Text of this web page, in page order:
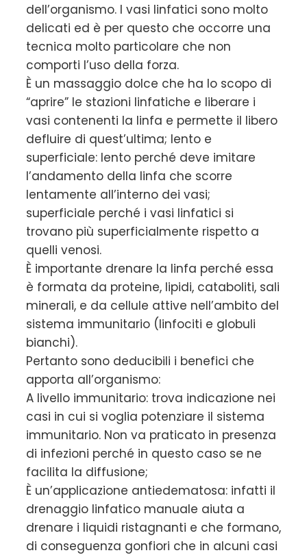
dell’organismo. I vasi linfatici sono molto
delicati ed è per questo che occorre una
tecnica molto particolare che non
comporti l’uso della forza.
È un massaggio dolce che ha lo scopo di
“aprire” le stazioni linfatiche e liberare i
vasi contenenti la linfa e permette il libero
defluire di quest’ultima; lento e
superficiale: lento perché deve imitare
l’andamento della linfa che scorre
lentamente all’interno dei vasi;
superficiale perché i vasi linfatici si
trovano più superficialmente rispetto a
quelli venosi.
È importante drenare la linfa perché essa
è formata da proteine, lipidi, cataboliti, sali
minerali, e da cellule attive nell’ambito del
sistema immunitario (linfociti e globuli
bianchi).
Pertanto sono deducibili i benefici che
apporta all’organismo:
A livello immunitario: trova indicazione nei
casi in cui si voglia potenziare il sistema
immunitario. Non va praticato in presenza
di infezioni perché in questo caso se ne
facilita la diffusione;
È un’applicazione antiedematosa: infatti il
drenaggio linfatico manuale aiuta a
drenare i liquidi ristagnanti e che formano,
di conseguenza gonfiori che in alcuni casi